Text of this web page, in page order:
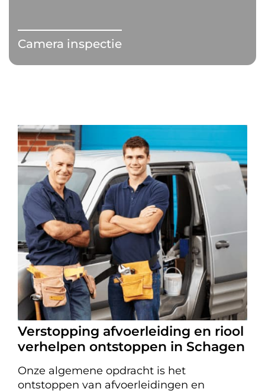
Camera inspectie
Verstopping afvoerleiding en riool
verhelpen ontstoppen in Schagen
Onze algemene opdracht is het
ontstoppen van afvoerleidingen en